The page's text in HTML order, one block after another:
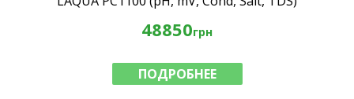
48850грн
ПОДРОБНЕЕ